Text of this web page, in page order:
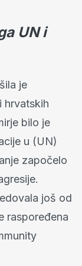
UN i
je
hrvatskih
bilo je
u (UN)
započelo
još od
raspoređena